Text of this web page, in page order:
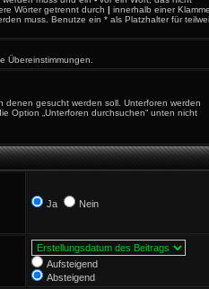
Wörter getrennt durch | innerhalb einer
muss. Benutze ein * als Platzhalter für
Übereinstimmungen.
denen gesucht werden soll. Unterforen werden
Option „Unterforen durchsuchen“ unten nicht
Ja Nein
Aufsteigend
Absteigend